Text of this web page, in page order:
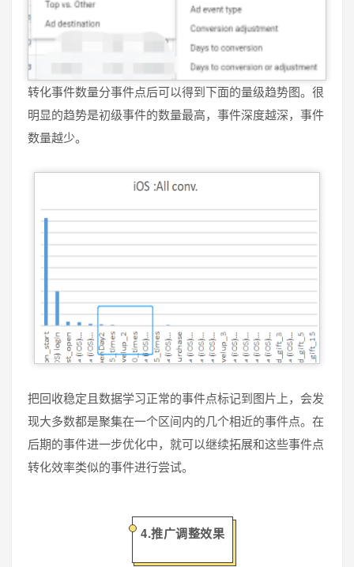
转化事件数量分事件点后可以得到下面的量级趋势图。很
明显的趋势是初级事件的数量最高，事件深度越深，事件
数量越少。
把回收稳定且数据学习正常的事件点标记到图片上，会发
现大多数都是聚集在一个区间内的几个相近的事件点。在
后期的事件进一步优化中，就可以继续拓展和这些事件点
转化效率类似的事件进行尝试。
4.推广调整效果